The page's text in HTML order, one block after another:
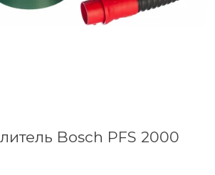
Bosch PFS 2000